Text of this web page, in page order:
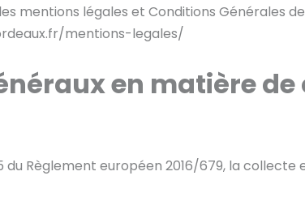
mentions légales et Conditions Générales
mentions-legales/
en matière
Règlement européen 2016/679, la